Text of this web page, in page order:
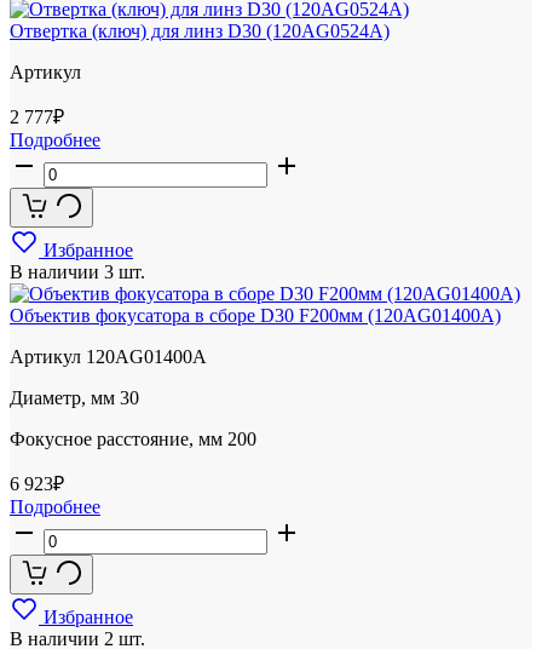
Отвертка (ключ) для линз D30 (120AG0524A)
Артикул
2 777₽
Подробнее
Избранное
В наличии 3 шт.
Объектив фокусатора в сборе D30 F200мм (120AG01400A)
Артикул 120AG01400A
Диаметр, мм 30
Фокусное расстояние, мм 200
6 923₽
Подробнее
Избранное
В наличии 2 шт.